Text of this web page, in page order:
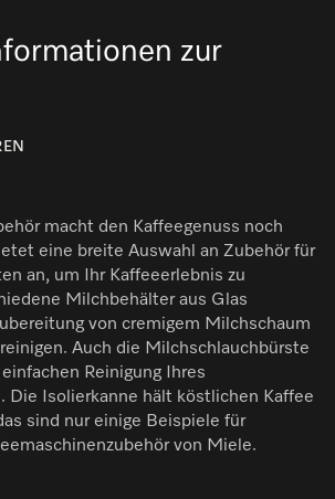
zur
macht den Kaffeegenuss noch
eine breite Auswahl an Zubehör für
an, um Ihr Kaffeeerlebnis zu
Milchbehälter aus Glas
von cremigem Milchschaum
Auch die Milchschlauchbürste
Reinigung Ihres
Die Isolierkanne hält köstlichen Kaffee
sind nur einige Beispiele für
von Miele.